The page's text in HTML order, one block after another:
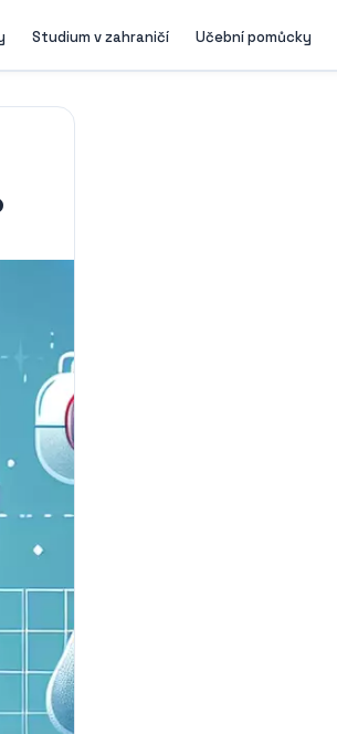
Studium v zahraničí Učební pomůcky